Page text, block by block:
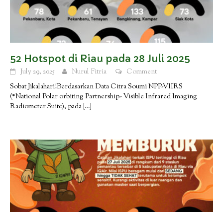
52 Hotspot di Riau pada 28 Juli 2025
July 29, 2025 Nurul Fitria
Comment
Sobat Jikalahari!Berdasarkan Data Citra Soumi NPP-VIIRS
(*National Polar orbiting Partnership- Visible Infrared Imaging
Radiometer Suite), pada […]